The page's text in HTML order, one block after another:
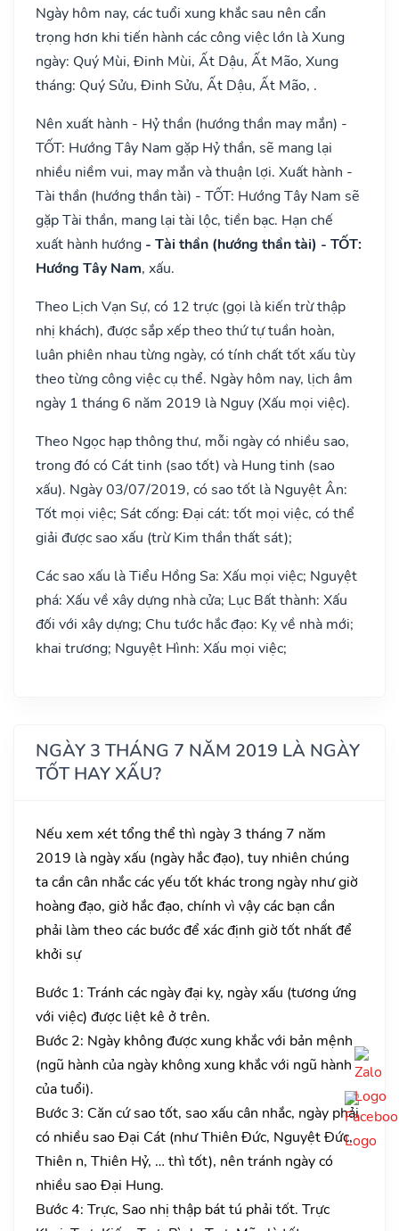
Ngày hôm nay, các tuổi xung khắc sau nên cẩn
trọng hơn khi tiến hành các công việc lớn là Xung
ngày: Quý Mùi, Đinh Mùi, Ất Dậu, Ất Mão, Xung
tháng: Quý Sửu, Đinh Sửu, Ất Dậu, Ất Mão, .
Nên xuất hành - Hỷ thần (hướng thần may mắn) -
TỐT: Hướng Tây Nam gặp Hỷ thần, sẽ mang lại
nhiều niềm vui, may mắn và thuận lợi. Xuất hành -
Tài thần (hướng thần tài) - TỐT: Hướng Tây Nam sẽ
gặp Tài thần, mang lại tài lộc, tiền bạc. Hạn chế
xuất hành hướng - Tài thần (hướng thần tài) - TỐT:
Hướng Tây Nam, xấu.
Theo Lịch Vạn Sự, có 12 trực (gọi là kiến trừ thập
nhị khách), được sắp xếp theo thứ tự tuần hoàn,
luân phiên nhau từng ngày, có tính chất tốt xấu tùy
theo từng công việc cụ thể. Ngày hôm nay, lịch âm
ngày 1 tháng 6 năm 2019 là Nguy (Xấu mọi việc).
Theo Ngọc hạp thông thư, mỗi ngày có nhiều sao,
trong đó có Cát tinh (sao tốt) và Hung tinh (sao
xấu). Ngày 03/07/2019, có sao tốt là Nguyệt Ân:
Tốt mọi việc; Sát cống: Đại cát: tốt mọi việc, có thể
giải được sao xấu (trừ Kim thần thất sát);
Các sao xấu là Tiểu Hồng Sa: Xấu mọi việc; Nguyệt
phá: Xấu về xây dựng nhà cửa; Lục Bất thành: Xấu
đối với xây dựng; Chu tước hắc đạo: Kỵ về nhà mới;
khai trương; Nguyệt Hình: Xấu mọi việc;
NGÀY 3 THÁNG 7 NĂM 2019 LÀ NGÀY
TỐT HAY XẤU?
Nếu xem xét tổng thể thì ngày 3 tháng 7 năm
2019 là ngày xấu (ngày hắc đạo), tuy nhiên chúng
ta cần cân nhắc các yếu tốt khác trong ngày như giờ
hoàng đạo, giờ hắc đạo, chính vì vậy các bạn cần
phải làm theo các bước để xác định giờ tốt nhất để
khởi sự
Bước 1: Tránh các ngày đại kỵ, ngày xấu (tương ứng
với việc) được liệt kê ở trên.
Bước 2: Ngày không được xung khắc với bản mệnh
(ngũ hành của ngày không xung khắc với ngũ hành
của tuổi).
Bước 3: Căn cứ sao tốt, sao xấu cân nhắc, ngày phải
có nhiều sao Đại Cát (như Thiên Đức, Nguyệt Đức,
Thiên n, Thiên Hỷ, … thì tốt), nên tránh ngày có
nhiều sao Đại Hung.
Bước 4: Trực, Sao nhị thập bát tú phải tốt. Trực